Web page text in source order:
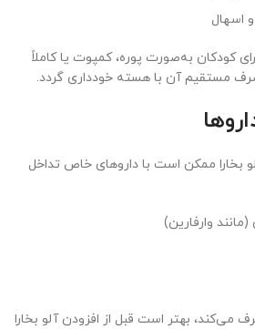
اسهال
کودکان به‌صورت پوره، کمپوت یا کاملاً
مستقیم آن با هسته خودداری گردد.
بخارا ممکن است با داروهای خاص تداخل
وارفارین)
می‌کند، بهتر است قبل از افزودن آلو بخارا